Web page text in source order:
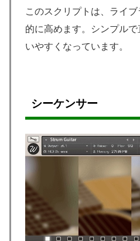
このスクリプトは、ライ
的に高めます。シンプル
いやすくなっています。
シーケンサー